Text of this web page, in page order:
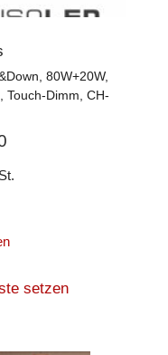
80W+20W,
Touch-Dimm, CH-
setzen